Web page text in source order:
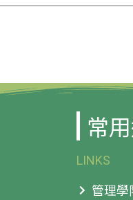
常
LINKS
管理學